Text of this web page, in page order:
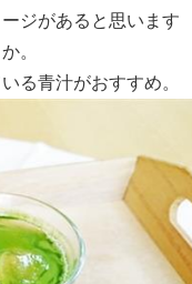
いの？
？！
ている
意点
ジがあると思います
。
る青汁がおすすめ。